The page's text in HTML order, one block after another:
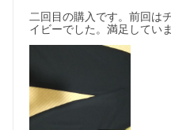
二回目の購入です。前回は
イビーでした。満足していま